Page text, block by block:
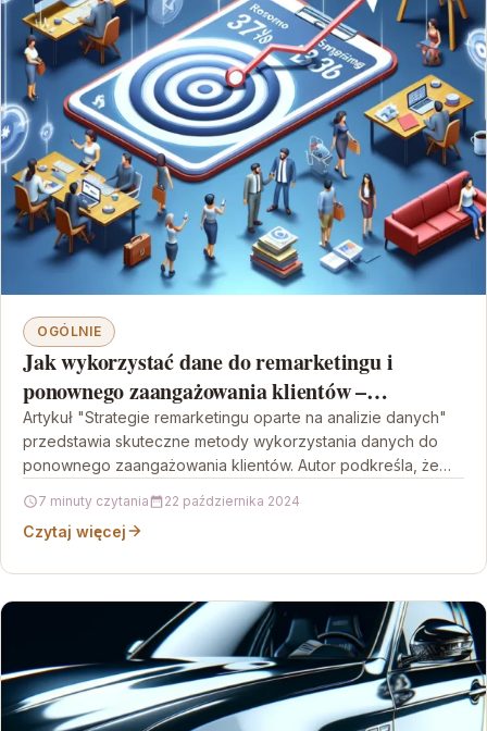
OGÓLNIE
Jak wykorzystać dane do remarketingu i
ponownego zaangażowania klientów –
praktyczny przewodnik
Artykuł "Strategie remarketingu oparte na analizie danych"
przedstawia skuteczne metody wykorzystania danych do
ponownego zaangażowania klientów. Autor podkreśla, że
7 minuty czytania 22 października 2024
Czytaj więcej